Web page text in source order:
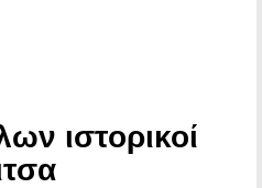
ιστορικοί